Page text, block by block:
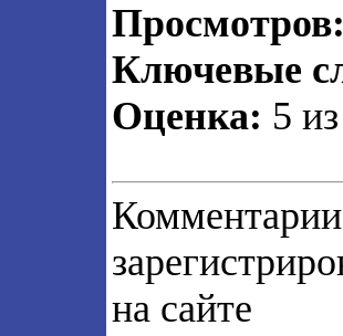
Ключевые
Оценка: 5
на сайте